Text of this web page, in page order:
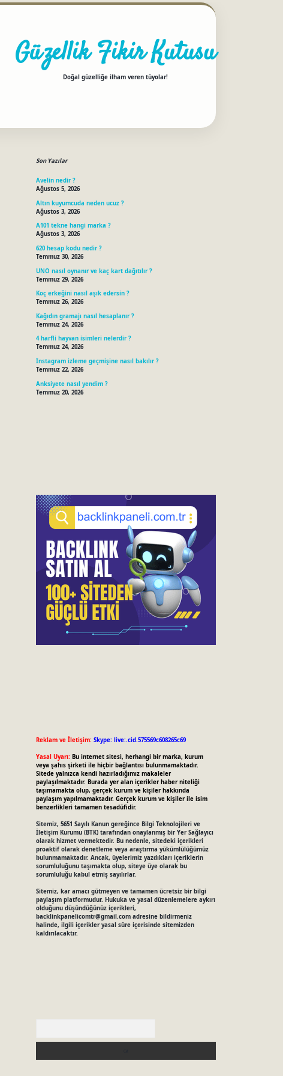
Güzellik Fikir Kutusu
Doğal güzelliğe ilham veren tüyolar!
Son Yazılar
Avelin nedir ?
Ağustos 5, 2026
Altın kuyumcuda neden ucuz ?
Ağustos 3, 2026
A101 tekne hangi marka ?
Ağustos 3, 2026
620 hesap kodu nedir ?
Temmuz 30, 2026
UNO nasıl oynanır ve kaç kart dağıtılır ?
Temmuz 29, 2026
Koç erkeğini nasıl aşık edersin ?
Temmuz 26, 2026
Kağıdın gramajı nasıl hesaplanır ?
Temmuz 24, 2026
4 harfli hayvan isimleri nelerdir ?
Temmuz 24, 2026
Instagram izleme geçmişine nasıl bakılır ?
Temmuz 22, 2026
Anksiyete nasıl yendim ?
Temmuz 20, 2026
Reklam ve İletişim: Skype: live:.cid.575569c608265c69
Yasal Uyarı: Bu internet sitesi, herhangi bir marka, kurum
veya şahıs şirketi ile hiçbir bağlantısı bulunmamaktadır.
Sitede yalnızca kendi hazırladığımız makaleler
paylaşılmaktadır. Burada yer alan içerikler haber niteliği
taşımamakta olup, gerçek kurum ve kişiler hakkında
paylaşım yapılmamaktadır. Gerçek kurum ve kişiler ile isim
benzerlikleri tamamen tesadüfidir.
Sitemiz, 5651 Sayılı Kanun gereğince Bilgi Teknolojileri ve
İletişim Kurumu (BTK) tarafından onaylanmış bir Yer Sağlayıcı
olarak hizmet vermektedir. Bu nedenle, sitedeki içerikleri
proaktif olarak denetleme veya araştırma yükümlülüğümüz
bulunmamaktadır. Ancak, üyelerimiz yazdıkları içeriklerin
sorumluluğunu taşımakta olup, siteye üye olarak bu
sorumluluğu kabul etmiş sayılırlar.
Sitemiz, kar amacı gütmeyen ve tamamen ücretsiz bir bilgi
paylaşım platformudur. Hukuka ve yasal düzenlemelere aykırı
olduğunu düşündüğünüz içerikleri,
backlinkpanelicomtr@gmail.comadresine bildirmeniz
halinde, ilgili içerikler yasal süre içerisinde sitemizden
kaldırılacaktır.